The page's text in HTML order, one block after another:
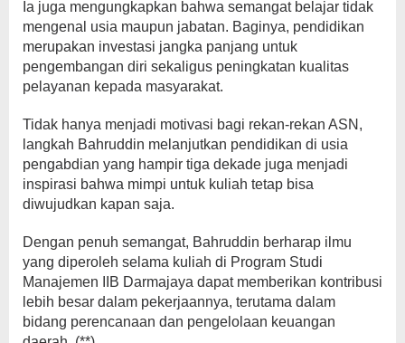
Ia juga mengungkapkan bahwa semangat belajar tidak
mengenal usia maupun jabatan. Baginya, pendidikan
merupakan investasi jangka panjang untuk
pengembangan diri sekaligus peningkatan kualitas
pelayanan kepada masyarakat.
Tidak hanya menjadi motivasi bagi rekan-rekan ASN,
langkah Bahruddin melanjutkan pendidikan di usia
pengabdian yang hampir tiga dekade juga menjadi
inspirasi bahwa mimpi untuk kuliah tetap bisa
diwujudkan kapan saja.
Dengan penuh semangat, Bahruddin berharap ilmu
yang diperoleh selama kuliah di Program Studi
Manajemen IIB Darmajaya dapat memberikan kontribusi
lebih besar dalam pekerjaannya, terutama dalam
bidang perencanaan dan pengelolaan keuangan